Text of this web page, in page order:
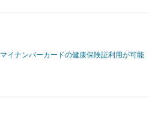
マイナンバーカードの健康保険証利用が可能